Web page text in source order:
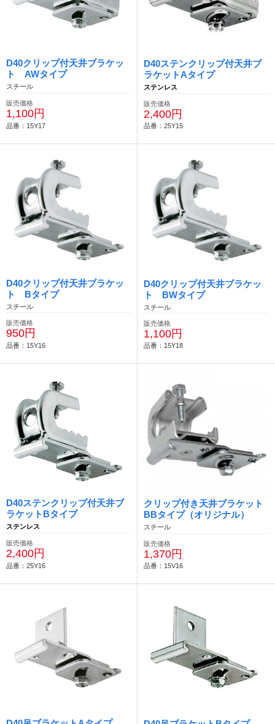
D40クリップ付天井ブラケッ
ト AWタイプ
スチール
販売価格
1,100円
品番：15Y17
D40ステンクリップ付天井ブ
ラケットAタイプ
ステンレス
販売価格
2,400円
品番：25Y15
D40クリップ付天井ブラケッ
ト Bタイプ
スチール
販売価格
950円
品番：15Y16
D40クリップ付天井ブラケッ
ト BWタイプ
スチール
販売価格
1,100円
品番：15Y18
D40ステンクリップ付天井ブ
ラケットBタイプ
ステンレス
販売価格
2,400円
品番：25Y16
クリップ付き天井ブラケット
BBタイプ（オリジナル）
スチール
販売価格
1,370円
品番：15V16